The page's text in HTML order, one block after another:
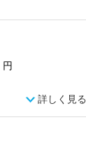
円
詳しく見る